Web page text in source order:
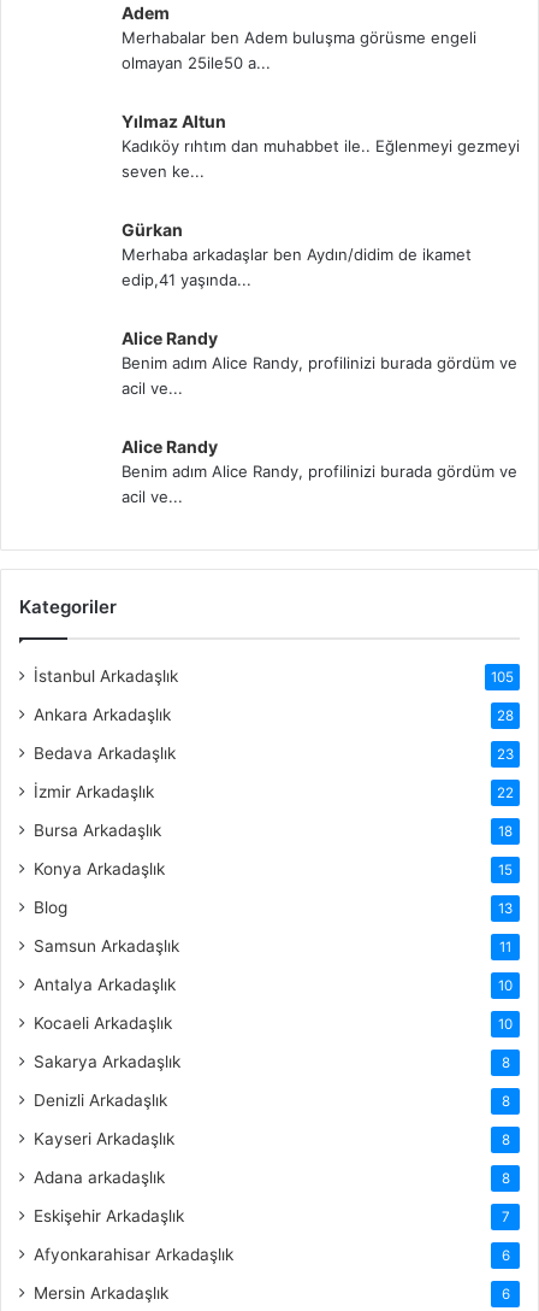
Adem
Merhabalar ben Adem buluşma görüsme engeli
olmayan 25ile50 a...
Yılmaz Altun
Kadıköy rıhtım dan muhabbet ile.. Eğlenmeyi gezmeyi
seven ke...
Gürkan
Merhaba arkadaşlar ben Aydın/didim de ikamet
edip,41 yaşında...
Alice Randy
Benim adım Alice Randy, profilinizi burada gördüm ve
acil ve...
Alice Randy
Benim adım Alice Randy, profilinizi burada gördüm ve
acil ve...
Kategoriler
İstanbul Arkadaşlık 105
Ankara Arkadaşlık 28
Bedava Arkadaşlık 23
İzmir Arkadaşlık 22
Bursa Arkadaşlık 18
Konya Arkadaşlık 15
Blog 13
Samsun Arkadaşlık 11
Antalya Arkadaşlık 10
Kocaeli Arkadaşlık 10
Sakarya Arkadaşlık 8
Denizli Arkadaşlık 8
Kayseri Arkadaşlık 8
Adana arkadaşlık 8
Eskişehir Arkadaşlık 7
Afyonkarahisar Arkadaşlık 6
Mersin Arkadaşlık 6